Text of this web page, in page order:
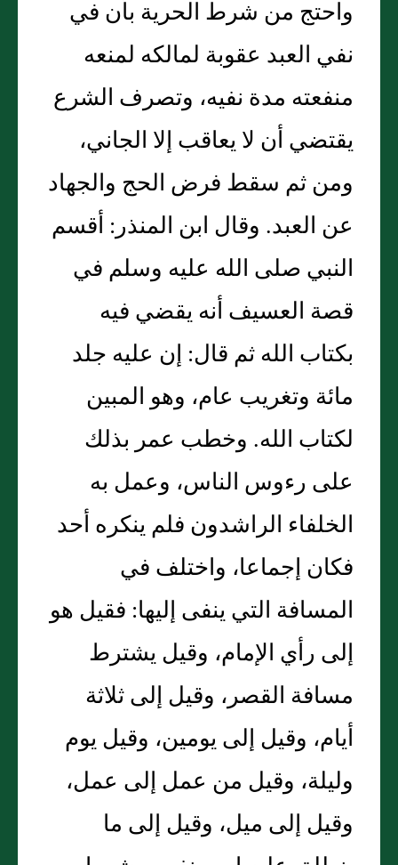
واحتج من شرط الحرية بأن في
نفي العبد عقوبة لمالكه لمنعه
منفعته مدة نفيه، وتصرف الشرع
يقتضي أن لا يعاقب إلا الجاني،
ومن ثم سقط فرض الحج والجهاد
عن العبد. وقال ابن المنذر: أقسم
النبي صلى الله عليه وسلم في
قصة العسيف أنه يقضي فيه
بكتاب الله ثم قال: إن عليه جلد
مائة وتغريب عام، وهو المبين
لكتاب الله. وخطب عمر بذلك
على رءوس الناس، وعمل به
الخلفاء الراشدون فلم ينكره أحد
فكان إجماعا، واختلف في
المسافة التي ينفى إليها: فقيل هو
إلى رأي الإمام، وقيل يشترط
مسافة القصر، وقيل إلى ثلاثة
أيام، وقيل إلى يومين، وقيل يوم
وليلة، وقيل من عمل إلى عمل،
وقيل إلى ميل، وقيل إلى ما